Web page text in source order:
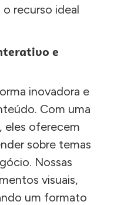
recurso ideal
e
inovadora e
Com uma
eles oferecem
sobre temas
Nossas
visuais,
um formato